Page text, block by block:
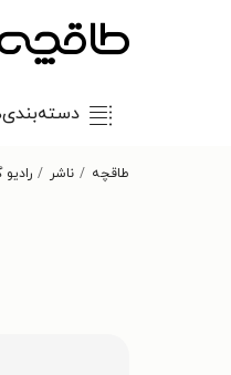
طاقچه ناشر